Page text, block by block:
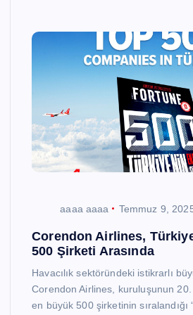
aaaa aaaa Temmuz 9,
Corendon Airlines,
500 Şirketi Arasında
Havacılık sektöründeki istikrarlı
Corendon Airlines, kuruluşunun 20.
en büyük 500 şirketinin sıralandığı